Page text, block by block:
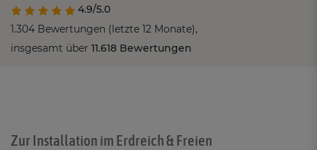
4.9/5.0
1.304 Bewertungen (letzte 12 Monate),
insgesamt über 11.618 Bewertungen
Zur Installation im Erdreich & Freien